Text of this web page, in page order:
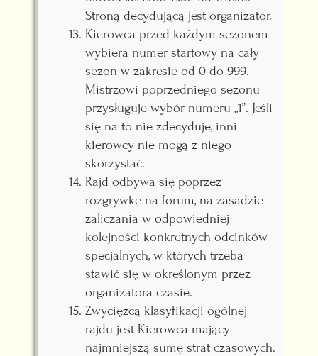
Stroną decydującą jest organizator.
Kierowca przed każdym sezonem
wybiera numer startowy na cały
sezon w zakresie od 0 do 999.
Mistrzowi poprzedniego sezonu
przysługuje wybór numeru „1”. Jeśli
się na to nie zdecyduje, inni
kierowcy nie mogą z niego
skorzystać.
Rajd odbywa się poprzez
rozgrywkę na forum, na zasadzie
zaliczania w odpowiedniej
kolejności konkretnych odcinków
specjalnych, w których trzeba
stawić się w określonym przez
organizatora czasie.
Zwycięzcą klasyfikacji ogólnej
rajdu jest Kierowca mający
najmniejszą sumę strat czasowych.